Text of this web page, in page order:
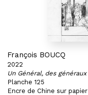
François BOUCQ
2022
Un Général, des généraux
Planche 125
Encre de Chine sur papier